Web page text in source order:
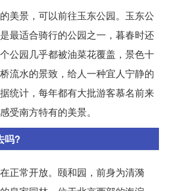
美景，可以前往玉东公园。玉东公
最适合骑行的公园之一，暮春时还
公园几乎都被油菜花覆盖，景色十
流水的景致，给人一种宜人宁静的
统计，每年都有大批游客慕名前来
受南方特有的美景。
吗?
正常开放。颐和园，前身为清漪